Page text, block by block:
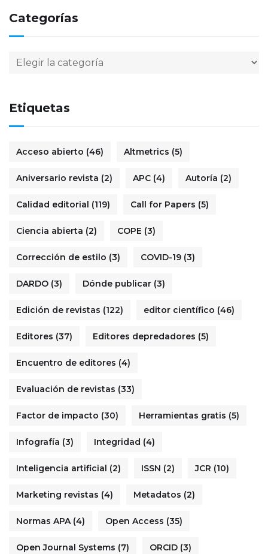
Categorías
Etiquetas
Acceso abierto (46) Altmetrics (5)
Aniversario revista (2) APC (4) Autoría (2)
Calidad editorial (119) Call for Papers (5)
Ciencia abierta (2) COPE (3)
Corrección de estilo (3) COVID-19 (3)
DARDO (3) Dónde publicar (3)
Edición de revistas (122) editor científico (46)
Editores (37) Editores depredadores (5)
Encuentro de editores (4)
Evaluación de revistas (33)
Factor de impacto (30) Herramientas gratis (5)
Infografía (3) Integridad (4)
Inteligencia artificial (2) ISSN (2) JCR (10)
Marketing revistas (4) Metadatos (2)
Normas APA(4) Open Access (35)
Open Journal Systems (7) ORCID (3)